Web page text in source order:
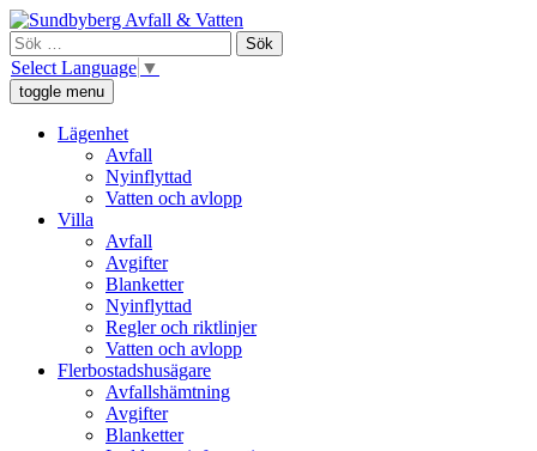
Skip
to
content
Sundbyberg Avfall och Vatten
Vi ansvarar för sophämtning, leverans av rent dricksvatten och att
avloppsvattnet tas omhand i Sundbyberg.
Sök
efter:
Select Language ▼
toggle menu
Lägenhet
Avfall
Nyinflyttad
Vatten och avlopp
Villa
Avfall
Avgifter
Blanketter
Nyinflyttad
Regler och riktlinjer
Vatten och avlopp
Flerbostadshusägare
Avfallshämtning
Avgifter
Blanketter